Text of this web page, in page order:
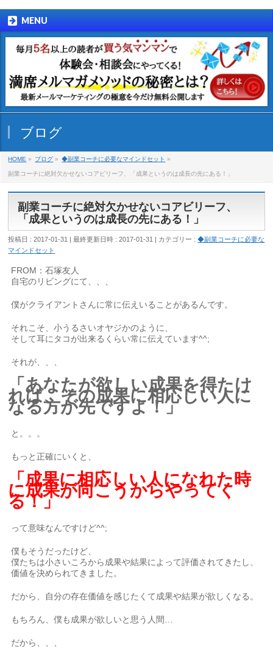
MENU
ブログ
HOME » ブログ » ◆副業コーチに必要なマインドセット »
副業コーチに絶対欠かせないコアビリーフ、「成果というのは成長の先にある！」
副業コーチに絶対欠かせないコアビリーフ、
「成果というのは成長の先にある！」
投稿日 : 2017-01-31 最終更新日時 : 2017-01-31 カテゴリー :◆副業コーチに必要な
マインドセット
FROM：石塚友人
自宅のリビングにて、、、
僕がクライアントさんに常に伝えいることがあるんです。
それこそ、小うるさいオヤジかのように、
そして耳にタコが出来るくらい常に伝えています^^;
それが、、、
「あなたが欲しい成果を得たけ
れば、その成果に相応しい人に
なる方が先ですよ！」
と。。。
もっと正確にいくと、
「成果に相応しい人になれた時
に成果が向こうからやってく
る！」
って意味なんですけど^^;
僕もそうだったけど、
僕たちは小さいころから成果や結果によって評価されてきたし、
価値を決められてきました。
だから、自分の存在価値を感じたくて成果や結果が欲しくなる。
もちろん、僕も成果が欲しいと思う人間…
だから、、、